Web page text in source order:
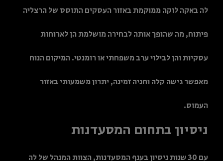
לה באקה לוקה ממוקמת באזור העסקים התוסס של הרצליה
פיתוח, מה שהופך אותה לבחירה מושלמת הן לארוחות
עסקיות והן לבילוי ערב משפחתי או רומנטי. המיקום הנוח
מאפשר גישה קלה וחניה זמינה, יתרון משמעותי באזור
העמוס.
ניסיון בתחום המסעדנות
עם 30 שנות ניסיון בענף המסעדנות, הצוות המנהל של לה